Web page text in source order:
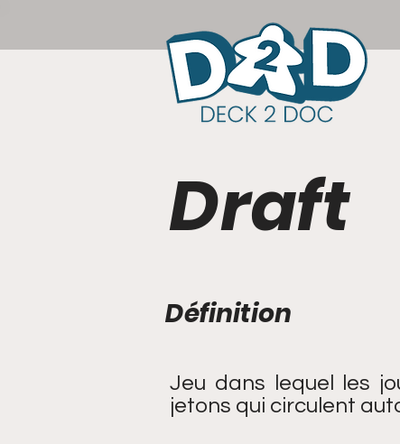
Draft
Définition
Jeu dans lequel les
jetons qui circulent